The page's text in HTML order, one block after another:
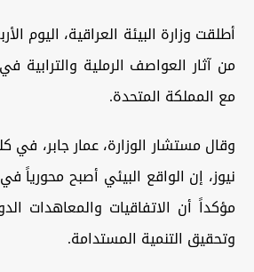
أطلقت وزارة البيئة العراقية،
من آثار العواصف الرملية والترابية
مع المملكة المتحدة.
وقال مستشار الوزارة، عمار جابر،
نيوز، إن الواقع البيئي أصبح محورياً
مؤكداً أن الاتفاقيات والمعاهدات
وتحقيق التنمية المستدامة.